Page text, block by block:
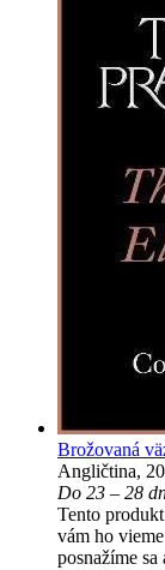
Brožovaná
Angličtina,
Do 23 – 28
Tento
vám ho
posnažíme